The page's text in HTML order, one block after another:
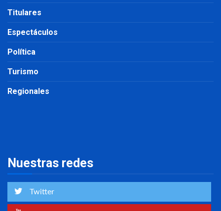
Titulares
Espectáculos
Política
Turismo
Regionales
Nuestras redes
Twitter